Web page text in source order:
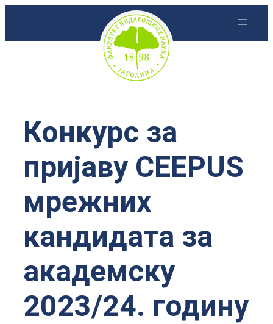
Конкурс за
пријaву CEEPUS
мрежних
кандидата за
академску
2023/24. годину